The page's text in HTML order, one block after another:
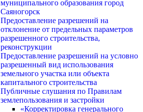
муниципального образования город
Саяногорск
Предоставление разрешений на
отклонение от предельных параметров
разрешенного строительства,
реконструкции
Предоставление разрешений на условно
разрешенный вид использования
земельного участка или объекта
капитального строительства
Публичные слушания по Правилам
землепользования и застройки
«Корректировка генерального